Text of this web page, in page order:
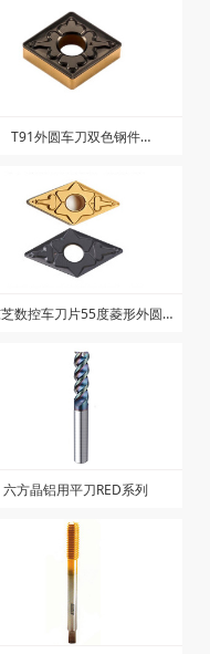
T91外圆车刀双色钢件
CNG10404T T91
数控车刀片55度菱形外圆
150408-TM T9125
双色刀粒
六方晶铝用平刀RED系列